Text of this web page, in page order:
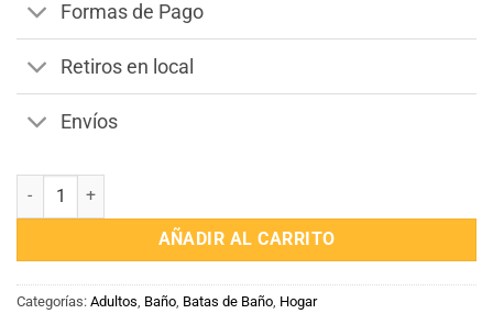
Formas de Pago
Retiros en local
Envíos
Bata de Baño Talle GG Color Blanco 100% Algodon cantidad
AÑADIR AL CARRITO
Categorías: Adultos Baño Batas de Baño Hogar